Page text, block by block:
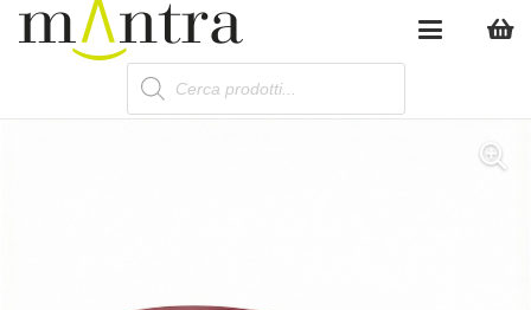
Products
search